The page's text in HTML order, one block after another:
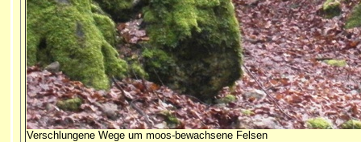
Verschlungene Wege um moos-bewachsene Felsen